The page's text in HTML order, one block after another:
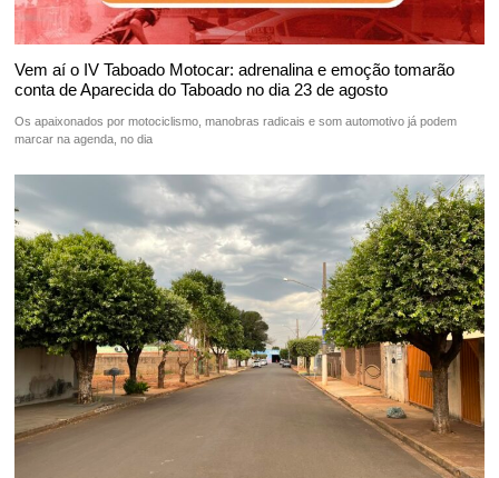
Vem aí o IV Taboado Motocar: adrenalina e emoção tomarão
conta de Aparecida do Taboado no dia 23 de agosto
Os apaixonados por motociclismo, manobras radicais e som automotivo já podem
marcar na agenda, no dia